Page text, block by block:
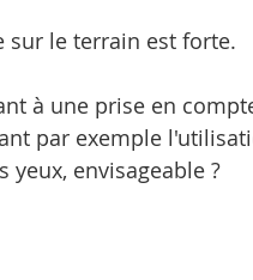
sur le terrain est forte.
à une prise en
par exemple
envisageable ?